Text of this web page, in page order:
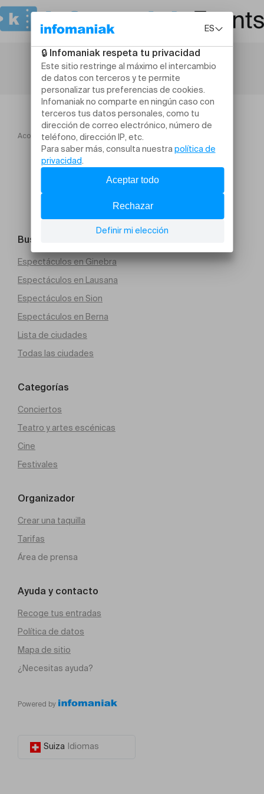
Acogida TO! Saison 2026 VIOLENCIA RIVAS
Buscar un evento
Espectáculos en Ginebra
Espectáculos en Lausana
Espectáculos en Sion
Espectáculos en Berna
Lista de ciudades
Todas las ciudades
Categorías
Conciertos
Teatro y artes escénicas
Cine
Festivales
Organizador
Crear una taquilla
Tarifas
Área de prensa
Ayuda y contacto
Recoge tus entradas
Política de datos
Mapa de sitio
¿Necesitas ayuda?
Powered by
Suiza Idiomas